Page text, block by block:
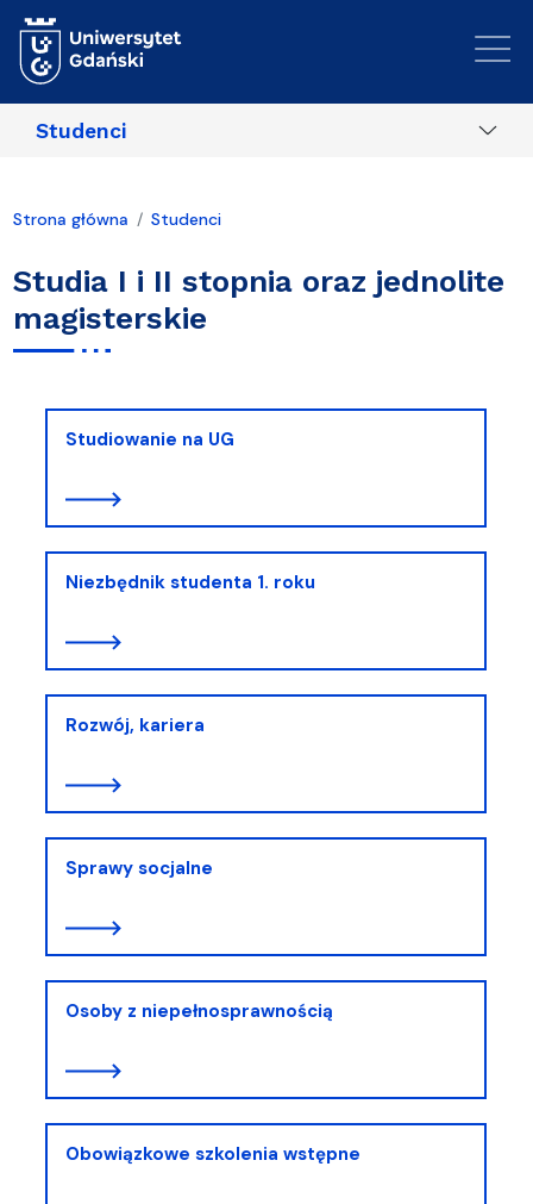
Studenci
Strona główna Studenci
Studia I i II stopnia oraz jednolite
magisterskie
Studiowanie na UG
Niezbędnik studenta 1. roku
Rozwój, kariera
Sprawy socjalne
Osoby z niepełnosprawnością
Obowiązkowe szkolenia wstępne